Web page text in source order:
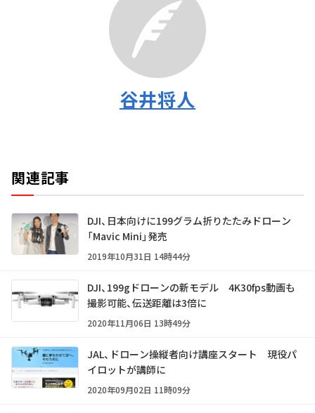
谷井将人
関連記事
DJI、日本向けに199グラム折りたたみドローン
「Mavic Mini」発売
2019年10月31日 14時44分
DJI、199gドローンの新モデル 4K30fps動画も
撮影可能、伝送距離は3倍に
2020年11月06日 13時49分
JAL、ドローン操縦者向け講座スタート 現役パ
イロットが講師に
2020年09月02日 11時09分